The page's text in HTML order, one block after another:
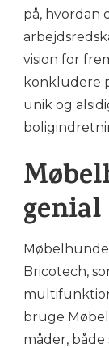
på, hvordan
vision for
konkludere
unik og
Bricotech,
bruge
måder,